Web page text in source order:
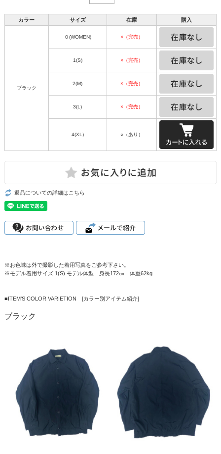
カラー サイズ 在庫 購入
ブラック
０(WOMEN) ×（完売）
1(S) ×（完売）
2(M) ×（完売）
3(L) ×（完売）
4(XL) ○（あり）
返品についての詳細はこちら
※お色味は外で撮影した着用写真をご参考下さい。
※モデル着用サイズ 1(S) モデル体型 身長172㎝ 体重62kg
■ITEM'S COLOR VARIETION [カラー別アイテム紹介]
ブラック